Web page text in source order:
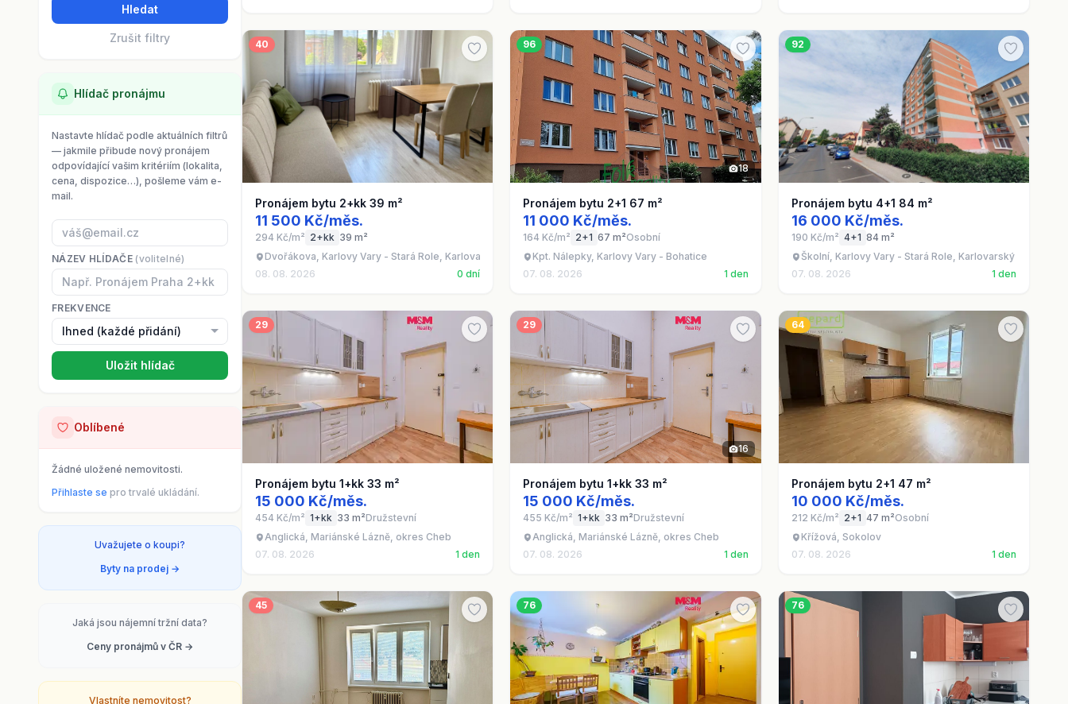
Hledat
Zrušit filtry
Hlídač pronájmu
Nastavte hlídač podle aktuálních filtrů
— jakmile přibude nový pronájem
odpovídající vašim kritériím (lokalita,
cena, dispozice…), pošleme vám e-
mail.
NÁZEV HLÍDAČE (volitelné)
FREKVENCE
Uložit hlídač
Oblíbené
Žádné uložené nemovitosti.
Přihlaste se pro trvalé ukládání.
Uvažujete o koupi?
Byty na prodej →
Jaká jsou nájemní tržní data?
Ceny pronájmů v ČR →
Vlastníte nemovitost?
40
Pronájem bytu 2+kk 39 m²
11 500 Kč/měs.
294 Kč/m² 2+kk 39 m²
Dvořákova, Karlovy Vary - Stará Role, Karlovarský kraj
08. 08. 2026
0 dní
96
18
Pronájem bytu 2+1 67 m²
11 000 Kč/měs.
164 Kč/m² 2+1 67 m²Osobní
Kpt. Nálepky, Karlovy Vary - Bohatice
07. 08. 2026
1 den
92
Pronájem bytu 4+1 84 m²
16 000 Kč/měs.
190 Kč/m² 4+1 84 m²
Školní, Karlovy Vary - Stará Role, Karlovarský kraj
07. 08. 2026
1 den
29
Pronájem bytu 1+kk 33 m²
15 000 Kč/měs.
454 Kč/m² 1+kk 33 m²Družstevní
Anglická, Mariánské Lázně, okres Cheb
07. 08. 2026
1 den
29
16
Pronájem bytu 1+kk 33 m²
15 000 Kč/měs.
455 Kč/m² 1+kk 33 m²Družstevní
Anglická, Mariánské Lázně, okres Cheb
07. 08. 2026
1 den
64
Pronájem bytu 2+1 47 m²
10 000 Kč/měs.
212 Kč/m² 2+1 47 m²Osobní
Křížová, Sokolov
07. 08. 2026
1 den
45 76 76